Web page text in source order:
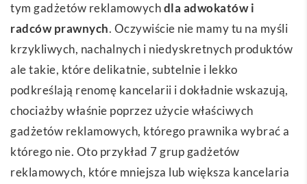
tym gadżetów reklamowychdla adwokatów i
radców prawnych. Oczywiście nie mamy tu na myśli
krzykliwych, nachalnych i niedyskretnych produktów
ale takie, które delikatnie, subtelnie i lekko
podkreślają renomę kancelarii i dokładnie wskazują,
chociażby właśnie poprzez użycie właściwych
gadżetów reklamowych, którego prawnika wybrać a
którego nie. Oto przykład 7 grup gadżetów
reklamowych, które mniejsza lub większa kancelaria